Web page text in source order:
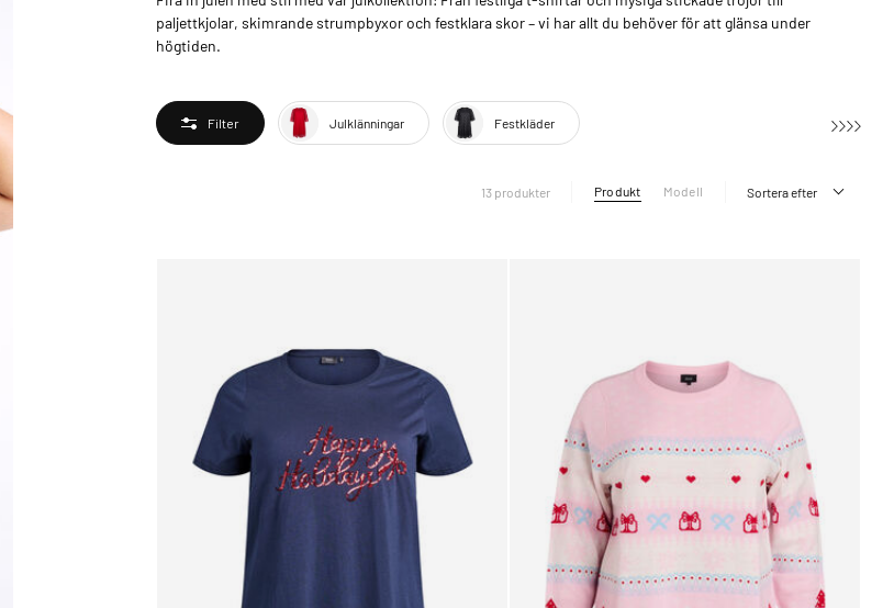
paljettkjolar, skimrande strumpbyxor och festklara skor – vi har allt du behöver för att glänsa under
högtiden.
Filter Julklänningar Festkläder
13 produkter Produkt Modell Sortera efter